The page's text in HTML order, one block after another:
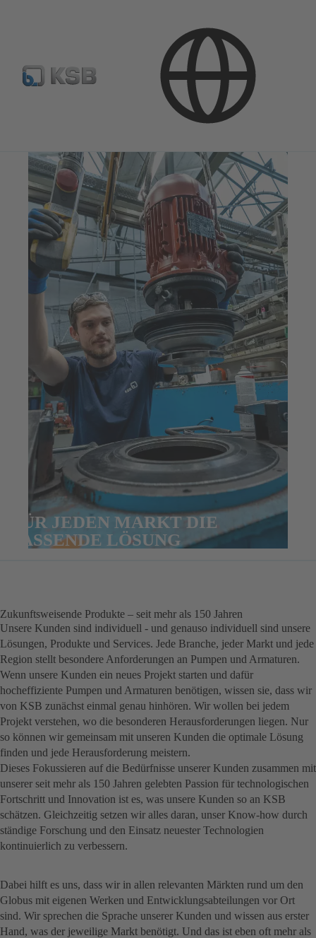
FÜR JEDEN MARKT DIE
PASSENDE LÖSUNG
Zukunftsweisende Produkte – seit mehr als 150 Jahren
Unsere Kunden sind individuell - und genauso individuell sind unsere
Lösungen, Produkte und Services. Jede Branche, jeder Markt und jede
Region stellt besondere Anforderungen an Pumpen und Armaturen.
Wenn unsere Kunden ein neues Projekt starten und dafür
hocheffiziente Pumpen und Armaturen benötigen, wissen sie, dass wir
von KSB zunächst einmal genau hinhören. Wir wollen bei jedem
Projekt verstehen, wo die besonderen Herausforderungen liegen. Nur
so können wir gemeinsam mit unseren Kunden die optimale Lösung
finden und jede Herausforderung meistern.
Dieses Fokussieren auf die Bedürfnisse unserer Kunden zusammen mit
unserer seit mehr als 150 Jahren gelebten Passion für technologischen
Fortschritt und Innovation ist es, was unsere Kunden so an KSB
schätzen. Gleichzeitig setzen wir alles daran, unser Know-how durch
ständige Forschung und den Einsatz neuester Technologien
kontinuierlich zu verbessern.
Dabei hilft es uns, dass wir in allen relevanten Märkten rund um den
Globus mit eigenen Werken und Entwicklungsabteilungen vor Ort
sind. Wir sprechen die Sprache unserer Kunden und wissen aus erster
Hand, was der jeweilige Markt benötigt. Und das ist eben oft mehr als